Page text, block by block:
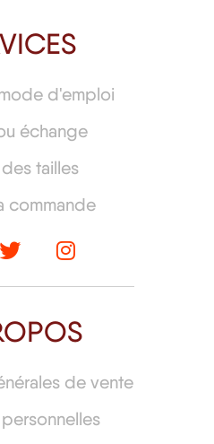
d'emploi
échange
tailles
commande
de vente